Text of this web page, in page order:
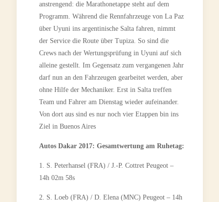
anstrengend: die Marathonetappe steht auf dem
Programm. Während die Rennfahrzeuge von La Paz
über Uyuni ins argentinische Salta fahren, nimmt
der Service die Route über Tupiza. So sind die
Crews nach der Wertungsprüfung in Uyuni auf sich
alleine gestellt. Im Gegensatz zum vergangenen Jahr
darf nun an den Fahrzeugen gearbeitet werden, aber
ohne Hilfe der Mechaniker. Erst in Salta treffen
Team und Fahrer am Dienstag wieder aufeinander.
Von dort aus sind es nur noch vier Etappen bin ins
Ziel in Buenos Aires
Autos Dakar 2017: Gesamtwertung am Ruhetag:
1. S. Peterhansel (FRA) / J.-P. Cottret Peugeot –
14h 02m 58s
2. S. Loeb (FRA) / D. Elena (MNC) Peugeot – 14h